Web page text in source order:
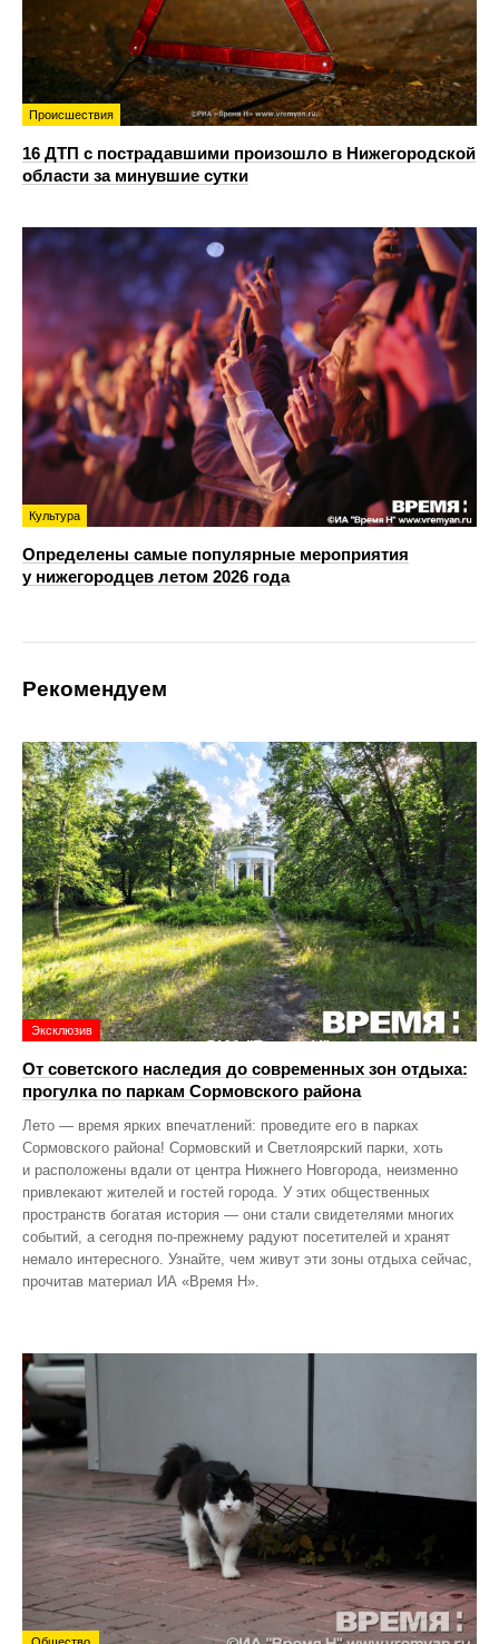
Происшествия
16 ДТП с пострадавшими произошло в Нижегородской
области за минувшие сутки
Культура
Определены самые популярные мероприятия
у нижегородцев летом 2026 года
Рекомендуем
Эксклюзив
От советского наследия до современных зон отдыха:
прогулка по паркам Сормовского района
Лето — время ярких впечатлений: проведите его в парках
Сормовского района! Сормовский и Светлоярский парки, хоть
и расположены вдали от центра Нижнего Новгорода, неизменно
привлекают жителей и гостей города. У этих общественных
пространств богатая история — они стали свидетелями многих
событий, а сегодня по‑прежнему радуют посетителей и хранят
немало интересного. Узнайте, чем живут эти зоны отдыха сейчас,
прочитав материал ИА «Время Н».